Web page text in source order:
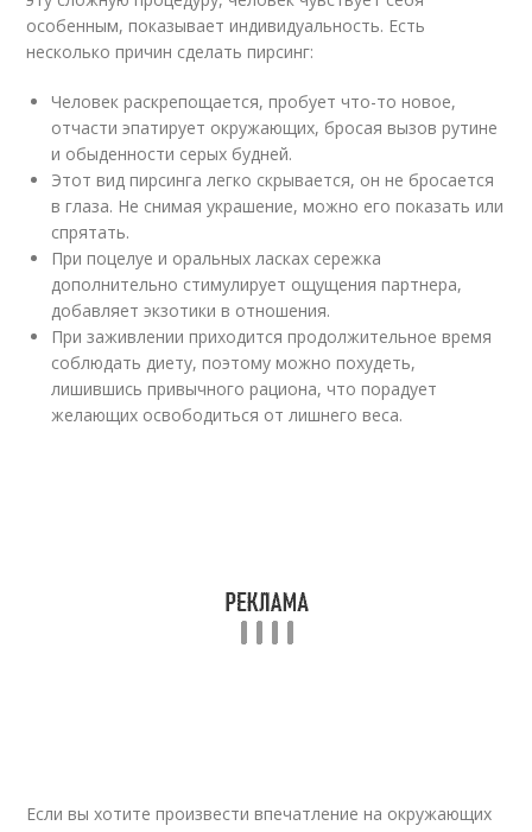
особенным, показывает индивидуальность. Есть
несколько причин сделать пирсинг:
Человек раскрепощается, пробует что-то новое,
отчасти эпатирует окружающих, бросая вызов рутине
и обыденности серых будней.
Этот вид пирсинга легко скрывается, он не бросается
в глаза. Не снимая украшение, можно его показать или
спрятать.
При поцелуе и оральных ласках сережка
дополнительно стимулирует ощущения партнера,
добавляет экзотики в отношения.
При заживлении приходится продолжительное время
соблюдать диету, поэтому можно похудеть,
лишившись привычного рациона, что порадует
желающих освободиться от лишнего веса.
Если вы хотите произвести впечатление на окружающих